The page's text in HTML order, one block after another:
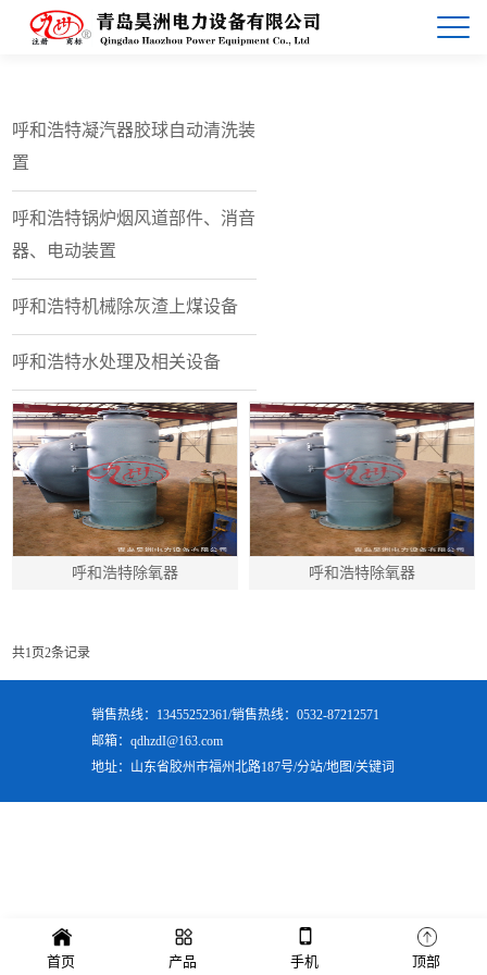
呼和浩特凝汽器胶球自动清洗装
置
呼和浩特锅炉烟风道部件、消音
器、电动装置
呼和浩特机械除灰渣上煤设备
呼和浩特水处理及相关设备
呼和浩特除氧器
查看详情
呼和浩特除氧器
共1 页2条记录
销售热线：13455252361/销售热线：0532-87212571
邮箱：qdhzdI@163.com
地址：山东省胶州市福州北路187号/分站/地图/关键词
首页 产品 手机 顶部